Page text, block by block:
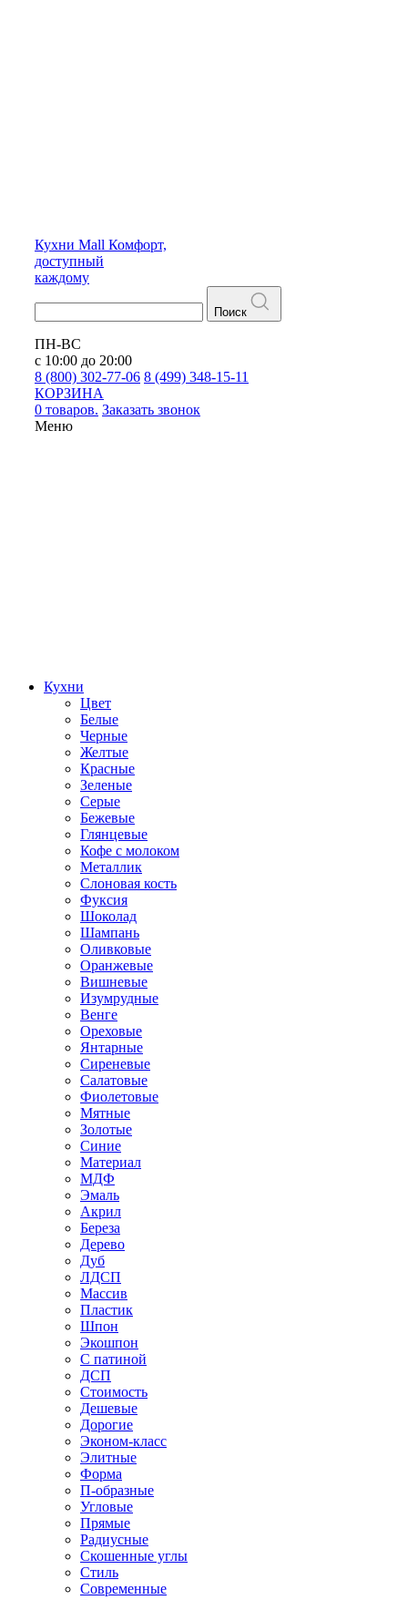
Кухни Mall Комфорт,
доступный
каждому
Поиск
ПН-ВС
с 10:00 до 20:00
8 (800) 302-77-06 8 (499) 348-15-11
КОРЗИНА
0 товаров. Заказать звонок
Меню
Кухни
Цвет
Белые
Черные
Желтые
Красные
Зеленые
Серые
Бежевые
Глянцевые
Кофе с молоком
Металлик
Слоновая кость
Фуксия
Шоколад
Шампань
Оливковые
Оранжевые
Вишневые
Изумрудные
Венге
Ореховые
Янтарные
Сиреневые
Салатовые
Фиолетовые
Мятные
Золотые
Синие
Материал
МДФ
Эмаль
Акрил
Береза
Дерево
Дуб
ЛДСП
Массив
Пластик
Шпон
Экошпон
С патиной
ДСП
Стоимость
Дешевые
Дорогие
Эконом-класс
Элитные
Форма
П-образные
Угловые
Прямые
Радиусные
Скошенные углы
Стиль
Современные